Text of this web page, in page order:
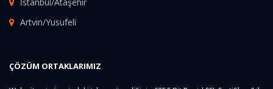
Artvin/Yusufeli
ÇÖZÜM ORTAKLARIMIZ